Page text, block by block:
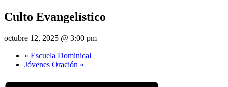
Culto Evangelístico
octubre 12, 2025 @ 3:00 pm
« Escuela Dominical
Jóvenes Oración »